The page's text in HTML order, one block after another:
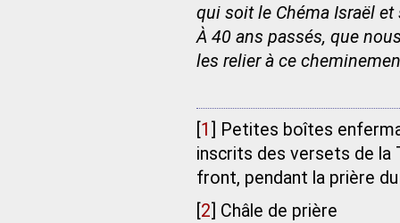
qui soit le Chéma Israël
À 40 ans passés, que
les relier à ce
1
Petites boîtes
inscrits des versets de la
front, pendant la prière
2 Châle de prière